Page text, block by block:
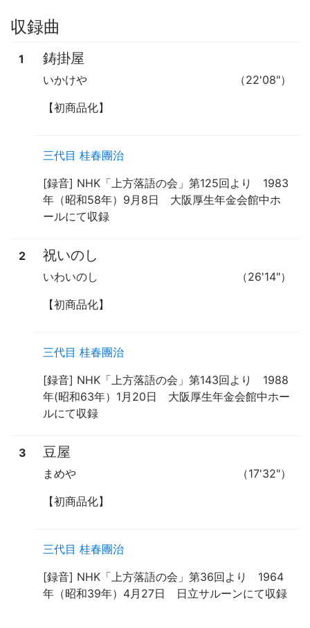
収録曲
1 鋳掛屋
（22'08"）
いかけや
【初商品化】
三代目 桂春團治
[録音] NHK「上方落語の会」第125回より 1983
年（昭和58年）9月8日 大阪厚生年金会館中ホ
ールにて収録
2 祝いのし
（26'14"）
いわいのし
【初商品化】
三代目 桂春團治
[録音] NHK「上方落語の会」第143回より 1988
年(昭和63年）1月20日 大阪厚生年金会館中ホー
ルにて収録
3 豆屋
（17'32"）
まめや
【初商品化】
三代目 桂春團治
[録音] NHK「上方落語の会」第36回より 1964
年（昭和39年）4月27日 日立サルーンにて収録